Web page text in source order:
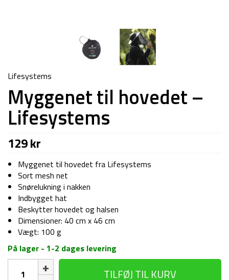
Lifesystems
Myggenet til hovedet –
Lifesystems
129kr
Myggenet til hovedet fra Lifesystems
Sort mesh net
Snørelukning i nakken
Indbygget hat
Beskytter hovedet og halsen
Dimensioner: 40 cm x 46 cm
Vægt: 100 g
På lager - 1-2 dages levering
Myggenet
TILFØJ TIL KURV